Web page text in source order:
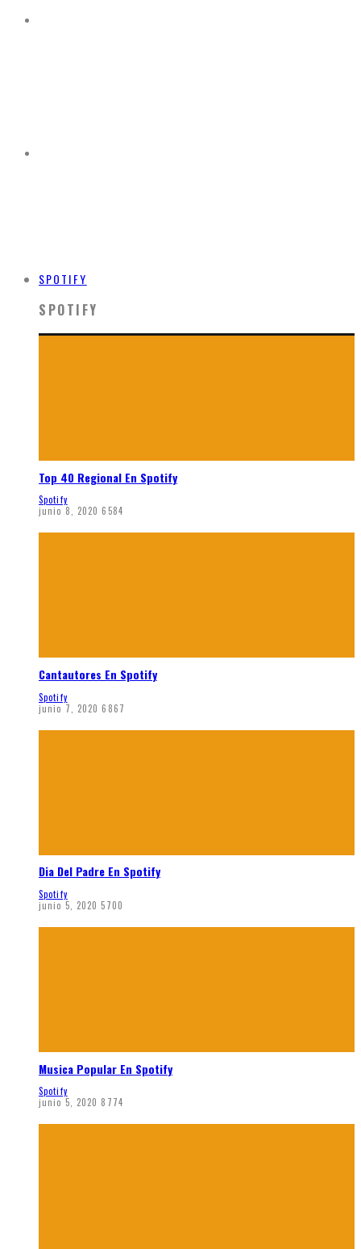
SPOTIFY
SPOTIFY
Top 40 Regional En Spotify
Spotify
junio 8, 2020 6584
Cantautores En Spotify
Spotify
junio 7, 2020 6867
Dia Del Padre En Spotify
Spotify
junio 5, 2020 5700
Musica Popular En Spotify
Spotify
junio 5, 2020 8774